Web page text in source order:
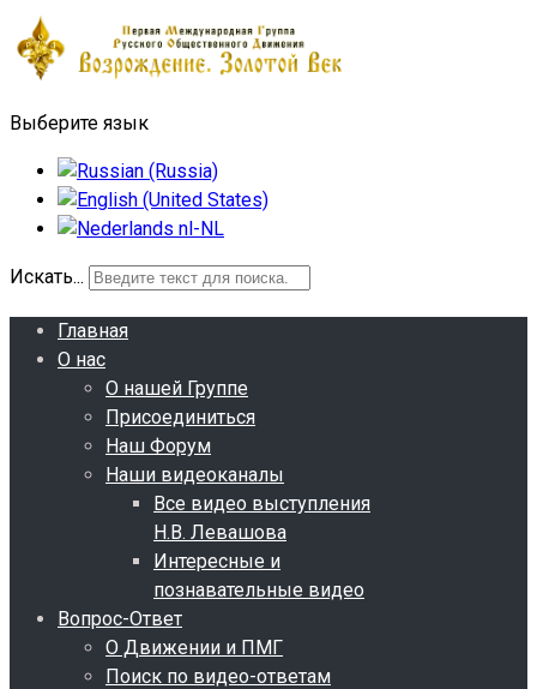
Выберите язык
Искать...
Главная
О нас
О нашей Группе
Присоединиться
Наш Форум
Наши видеоканалы
Все видео выступления
Н.В. Левашова
Интересные и
познавательные видео
Вопрос-Ответ
О Движении и ПМГ
Поиск по видео-ответам